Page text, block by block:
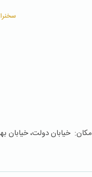
مكان: خیابان دولت، خیابان بهمنی،